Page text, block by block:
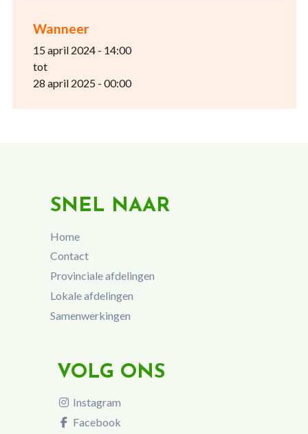
Wanneer
15 april 2024 - 14:00
tot
28 april 2025 - 00:00
SNEL NAAR
Home
Contact
Provinciale afdelingen
Lokale afdelingen
Samenwerkingen
VOLG ONS
Instagram
Facebook